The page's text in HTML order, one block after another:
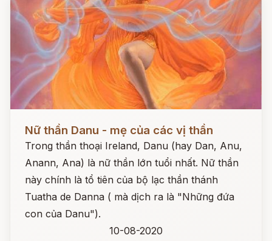
Nữ thần Danu - mẹ của các vị thần
Trong thần thoại Ireland, Danu (hay Dan, Anu,
Anann, Ana) là nữ thần lớn tuổi nhất. Nữ thần
này chính là tổ tiên của bộ lạc thần thánh
Tuatha de Danna ( mà dịch ra là "Những đứa
con của Danu").
10-08-2020